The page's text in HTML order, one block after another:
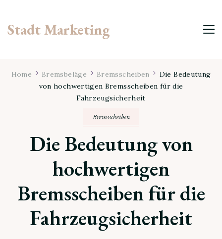
Stadt Marketing
Home Bremsbeläge Bremsscheiben
Die Bedeutung
von hochwertigen Bremsscheiben für die
Fahrzeugsicherheit
Bremsscheiben
Die Bedeutung von
hochwertigen
Bremsscheiben für die
Fahrzeugsicherheit